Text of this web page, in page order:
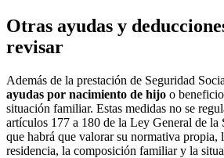
Otras ayudas y
revisar
Además de la prestación de Seguridad
ayudas por nacimiento de hijo o
situación familiar. Estas medidas no se
artículos 177 a 180 de la Ley General de
que habrá que valorar su normativa propia,
residencia, la composición familiar y la